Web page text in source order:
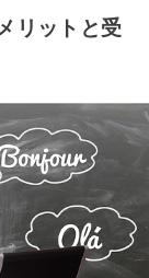
リットと受